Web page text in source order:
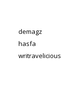
demagz
hasfa
writravelicious